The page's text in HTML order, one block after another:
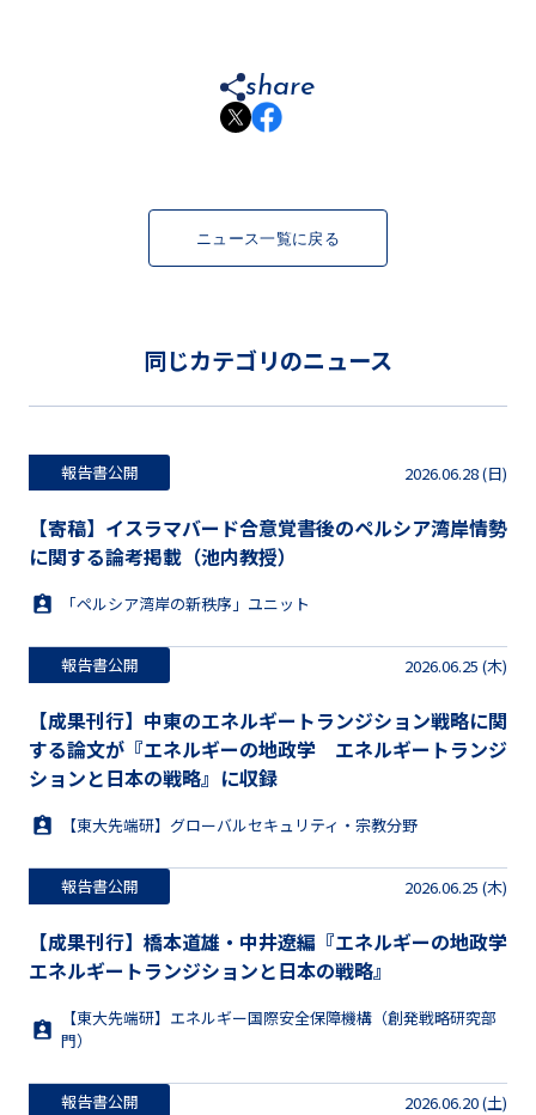
share
ニュース一覧に戻る
同じカテゴリのニュース
報告書公開 2026.06.28 (日)
【寄稿】イスラマバード合意覚書後のペルシア湾岸情勢
に関する論考掲載（池内教授）
「ペルシア湾岸の新秩序」ユニット
報告書公開 2026.06.25 (木)
【成果刊行】中東のエネルギートランジション戦略に関
する論文が『エネルギーの地政学 エネルギートランジ
ションと日本の戦略』に収録
【東大先端研】グローバルセキュリティ・宗教分野
報告書公開 2026.06.25 (木)
【成果刊行】橋本道雄・中井遼編『エネルギーの地政学
エネルギートランジションと日本の戦略』
【東大先端研】エネルギー国際安全保障機構（創発戦略研究部
門）
報告書公開 2026.06.20 (土)